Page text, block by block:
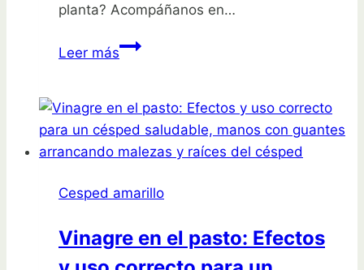
planta? Acompáñanos en…
Leer másDescubre
el
pasto
de
pampas
ha
convertido
Cesped amarillo
Vinagre en el pasto: Efectos